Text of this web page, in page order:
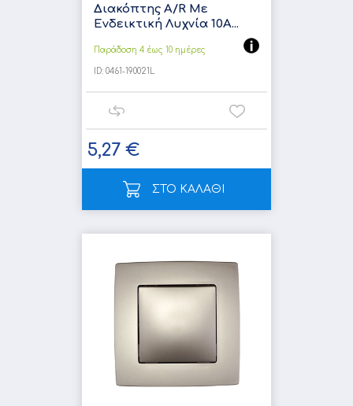
Διακόπτης A/R Με
Ενδεικτική Λυχνία 10A...
Παράδοση 4 έως 10 ημέρες
ID: 0461-190021L
5,27 €
ΣΤΟ ΚΑΛΑΘΙ